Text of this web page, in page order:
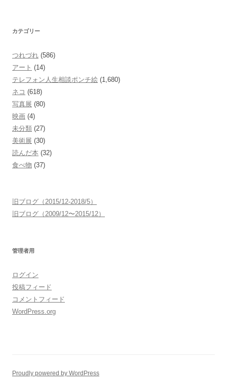
カテゴリー
つれづれ (586)
アート (14)
テレフォン人生相談ポンチ絵 (1,680)
ネコ (618)
写真展 (80)
映画 (4)
未分類 (27)
美術展 (30)
読んだ本 (32)
食べ物 (37)
旧ブログ（2015/12-2018/5）
旧ブログ（2009/12〜2015/12）
管理者用
ログイン
投稿フィード
コメントフィード
WordPress.org
Proudly powered by WordPress